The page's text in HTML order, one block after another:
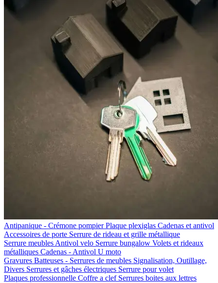
Antipanique - Crémone pompierPlaque plexiglas Cadenas et antivol
Accessoires de porte Serrure de rideau et grille métallique
Serrure meubles Antivol velo Serrure bungalow Volets et rideaux
métalliques Cadenas - Antivol U moto
Gravures Batteuses - Serrures de meubles Signalisation, Outillage,
Divers Serrures et gâches électriques Serrure pour volet
Plaques professionnelle Coffre a clef Serrures boites aux lettres